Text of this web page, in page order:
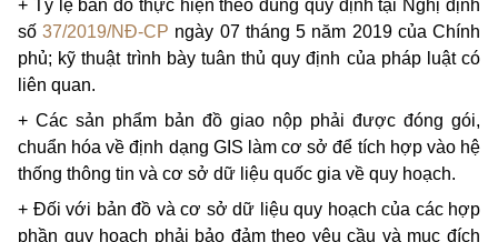
+ Tỷ lệ bản đồ thực hiện theo đúng quy định tại Nghị định
số37/2019/NĐ-CP ngày 07 tháng 5 năm 2019 của Chính
phủ; kỹ thuật trình bày tuân thủ quy định của pháp luật có
liên quan.
+ Các sản phẩm bản đồ giao nộp phải được đóng gói,
chuẩn hóa về định dạng GIS làm cơ sở để tích hợp vào hệ
thống thông tin và cơ sở dữ liệu quốc gia về quy hoạch.
+ Đối với bản đồ và cơ sở dữ liệu quy hoạch của các hợp
phần quy hoạch phải bảo đảm theo yêu cầu và mục đích